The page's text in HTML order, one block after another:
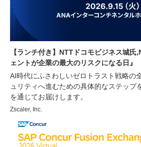
【ランチ付き】NTTドコモビジネス城
ェントが企業の最大のリスクになる日』
AI時代にふさわしいゼロトラスト戦略の
ュリティへ進むための具体的なステップ
を通じてお届けします。
Zscaler, Inc.